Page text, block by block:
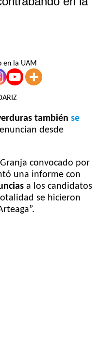
también se
desde
convocado por
una informe con
a los candidatos
se hicieron